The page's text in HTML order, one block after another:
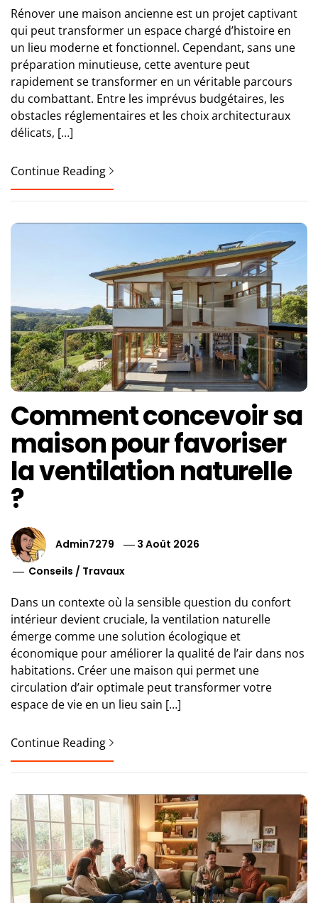
Rénover une maison ancienne est un projet captivant
qui peut transformer un espace chargé d’histoire en
un lieu moderne et fonctionnel. Cependant, sans une
préparation minutieuse, cette aventure peut
rapidement se transformer en un véritable parcours
du combattant. Entre les imprévus budgétaires, les
obstacles réglementaires et les choix architecturaux
délicats, […]
Continue Reading
Comment concevoir sa
maison pour favoriser
la ventilation naturelle
?
Admin7279
3 Août 2026
Conseils / Travaux
Dans un contexte où la sensible question du confort
intérieur devient cruciale, la ventilation naturelle
émerge comme une solution écologique et
économique pour améliorer la qualité de l’air dans nos
habitations. Créer une maison qui permet une
circulation d’air optimale peut transformer votre
espace de vie en un lieu sain […]
Continue Reading